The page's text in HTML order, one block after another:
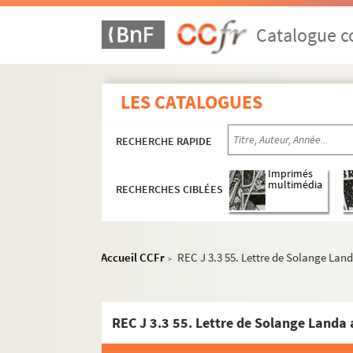
Catalogue
LES CATALOGUES
RECHERCHE RAPIDE
RECHERCHES CIBLÉES
Imprimés
multimédia
Accueil CCFr > REC J 3.3 55. Lettre de Solange
REC J 3.3 55. Lettre de Solange
REC A 1-3. Éléments biographiques.
REC D 1-2. Correspondance [classement par
REC J 3.1-39. Créations pour la scène.